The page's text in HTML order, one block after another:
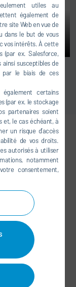
utiles au
également de
site Web en vue de
dans le but de vous
vos intérêts. À cette
(par ex. Salesforce,
ainsi susceptibles de
par le biais de ces
certains
(par ex. le stockage
partenaires soient
et, le cas échéant, à
un risque d’accès
de vos droits.
autorisés à utiliser
notamment
consentement,
aussi